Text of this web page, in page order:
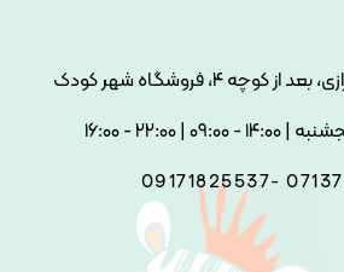
از کوچه ۴، فروشگاه شهر کودک
| ۲۲:۰۰ - ۱۶:۰۰
09171825537-